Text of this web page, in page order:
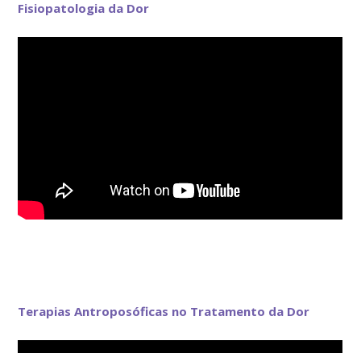
Fisiopatologia da Dor
Terapias Antroposóficas no Tratamento da Dor